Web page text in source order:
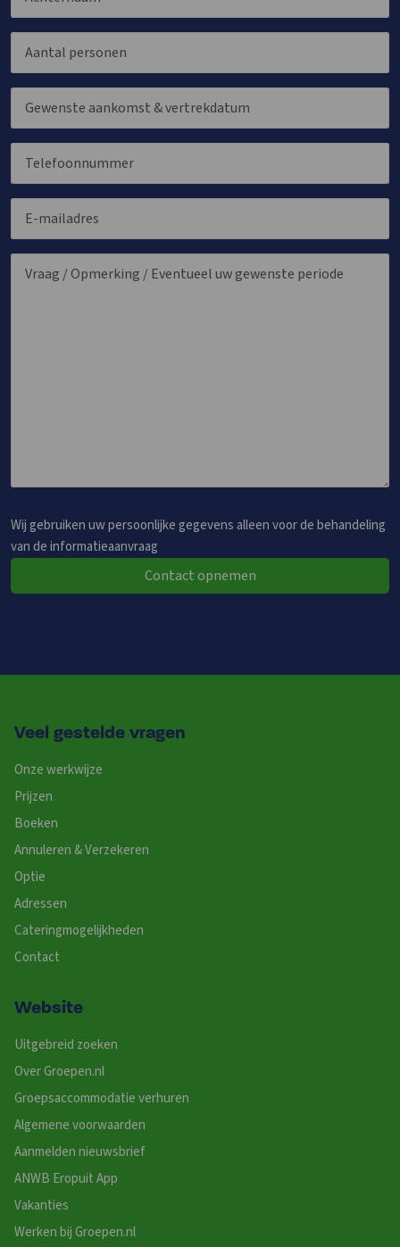
Wij gebruiken uw persoonlijke gegevens alleen voor de behandeling
van de informatieaanvraag
Contact opnemen
Veel gestelde vragen
Onze werkwijze
Prijzen
Boeken
Annuleren & Verzekeren
Optie
Adressen
Cateringmogelijkheden
Contact
Website
Uitgebreid zoeken
Over Groepen.nl
Groepsaccommodatie verhuren
Algemene voorwaarden
Aanmelden nieuwsbrief
ANWB Eropuit App
Vakanties
Werken bij Groepen.nl